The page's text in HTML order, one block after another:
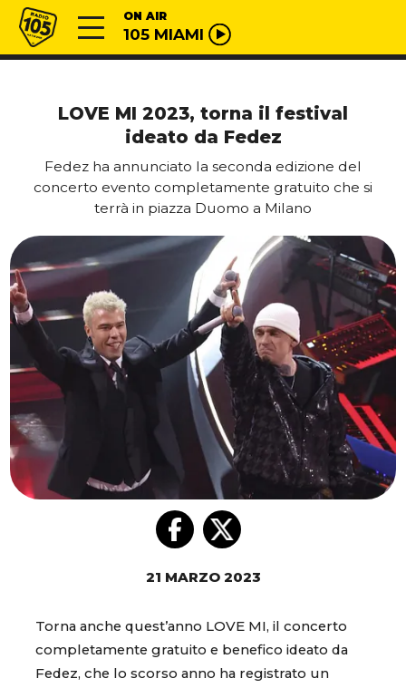
Vai al contenuto
Radio 105 ON AIR
105 MIAMI
LOVE MI 2023, torna il festival
ideato da Fedez
Fedez ha annunciato la seconda edizione del
concerto evento completamente gratuito che si
terrà in piazza Duomo a Milano
21 MARZO 2023
Torna anche quest’anno LOVE MI, il concerto
completamente gratuito e benefico ideato da
Fedez, che lo scorso anno ha registrato un